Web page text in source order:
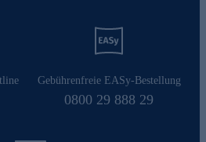
Gebührenfreie EASy-Bestellung
0800 29 888 29